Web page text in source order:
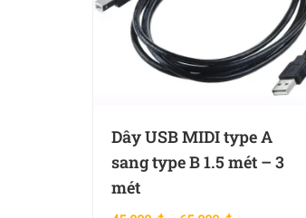
Dây USB MIDI type A
sang type B 1.5 mét – 3
mét